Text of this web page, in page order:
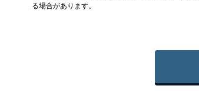
る場合があります。